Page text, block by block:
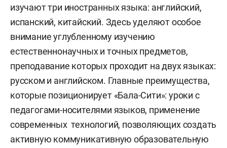
изучают три иностранных языка: английский,
испанский, китайский. Здесь уделяют особое
внимание углубленному изучению
естественнонаучных и точных предметов,
преподавание которых проходит на двух языках:
русском и английском. Главные преимущества,
которые позиционирует «Бала-Сити»: уроки с
педагогами-носителями языков, применение
современных технологий, позволяющих создать
активную коммуникативную образовательную